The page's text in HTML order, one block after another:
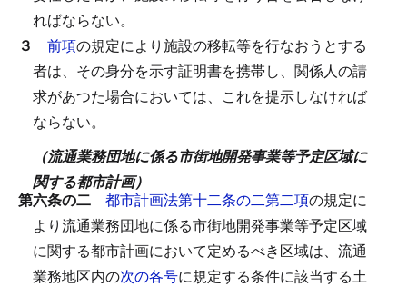
ればならない。
３ 前項の規定により施設の移転等を行なおうとする
者は、その身分を示す証明書を携帯し、関係人の請
求があつた場合においては、これを提示しなければ
ならない。
（流通業務団地に係る市街地開発事業等予定区域に
関する都市計画）
第六条の二 都市計画法第十二条の二第二項の規定に
より流通業務団地に係る市街地開発事業等予定区域
に関する都市計画において定めるべき区域は、流通
業務地区内の次の各号に規定する条件に該当する土